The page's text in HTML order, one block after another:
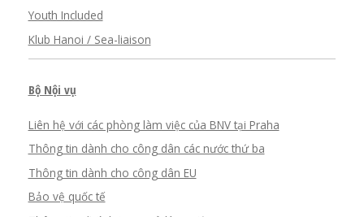
Youth Included
Klub Hanoi / Sea-liaison
Bộ Nội vụ
Liên hệ với các phòng làm việc của BNV tại Praha
Thông tin dành cho công dân các nước thứ ba
Thông tin dành cho công dân EU
Bảo vệ quốc tế